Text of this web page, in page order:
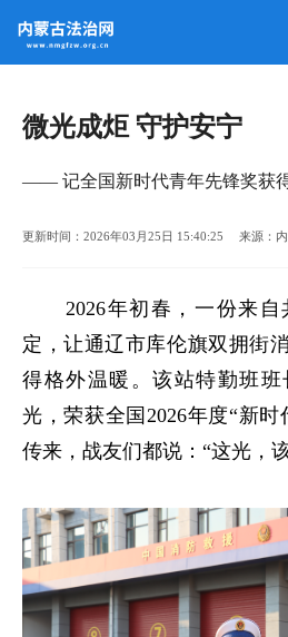
微光成炬 守护安宁
—— 记全国新时代青年先锋奖获
更新时间：2026年03月25日 15:40:25 来源：
2026年初春，一份来自
定，让通辽市库伦旗双拥街
得格外温暖。该站特勤班
光，荣获全国2026年度“新
传来，战友们都说：“这光，